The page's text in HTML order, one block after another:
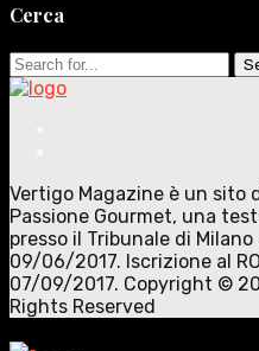
Cerca
Search
for:
Vertigo Magazine è un sito
Passione Gourmet, una
presso il Tribunale di
09/06/2017. Iscrizione al
07/09/2017. Copyright ©
Rights Reserved